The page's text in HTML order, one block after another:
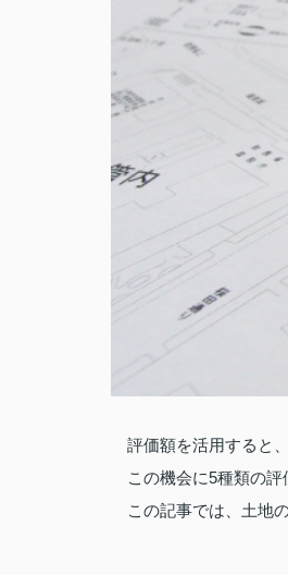
評価額を活用すると
この機会に5種類の
この記事では、土地